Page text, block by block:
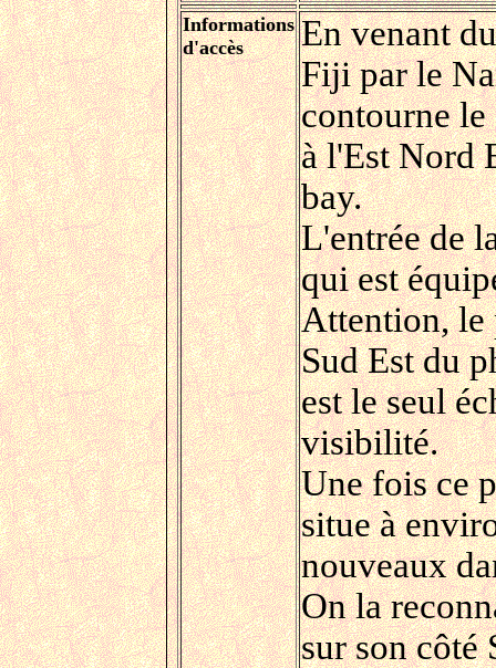
Informations
d'accès
En venant
Fiji par le
contourne
à l'Est Nord
bay.
L'entrée de
qui est
Attention, le
Sud Est du
est le seul
visibilité.
Une fois ce
situe à
nouveaux
On la
sur son côté